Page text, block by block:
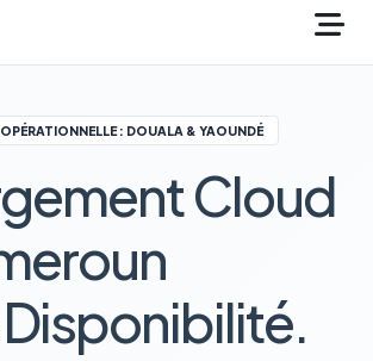
: DOUALA & YAOUNDÉ
Cloud